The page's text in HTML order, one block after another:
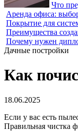
Что
Аренда офиса:
Покрытие для
Преимущества
Почему нужен
Дачные постройки
Как
18.06.2025
Если у вас есть
Правильная чистка